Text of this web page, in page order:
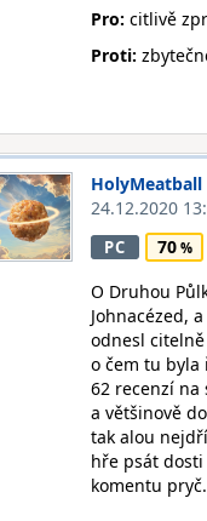
Pro: citlivě
Proti:
HolyMeatball
24.12.2020
PC
70
O Druhou
Johnacézed,
odnesl
o čem tu byla
62 recenzí na
a většinově
tak alou
hře psát
komentu pryč.